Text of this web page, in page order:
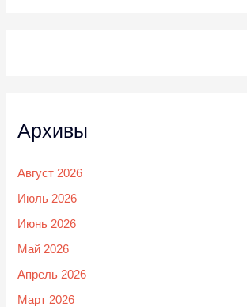
Архивы
Август 2026
Июль 2026
Июнь 2026
Май 2026
Апрель 2026
Март 2026